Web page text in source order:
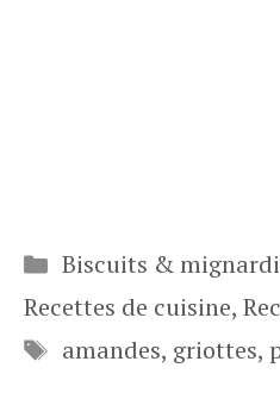
Catégories
Biscuits &
Recettes de cuisine,
Étiquettes
amandes, griottes,